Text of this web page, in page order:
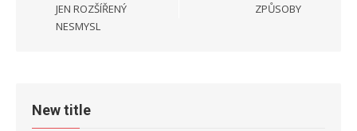
JEN ROZŠÍŘENÝ
NESMYSL
ZPŮSOBY
New title